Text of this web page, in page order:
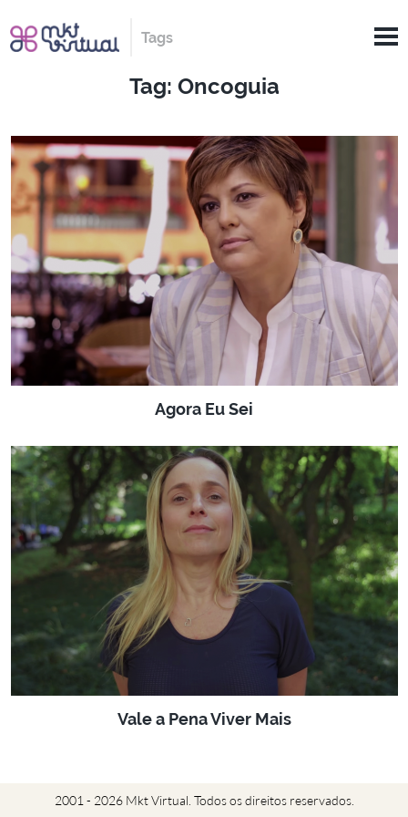
Tags
Tag: Oncoguia
Agora Eu Sei
Vale a Pena Viver Mais
2001 - 2026 Mkt Virtual. Todos os direitos reservados.